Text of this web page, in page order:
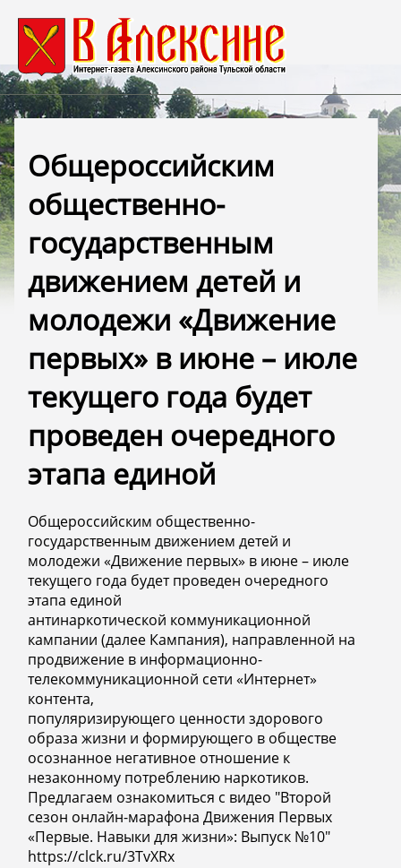
Общероссийским
общественно-
государственным
движением детей и
молодежи «Движение
первых» в июне – июле
текущего года будет
проведен очередного
этапа единой
Общероссийским общественно-
государственным движением детей и
молодежи «Движение первых» в июне – июле
текущего года будет проведен очередного
этапа единой
антинаркотической коммуникационной
кампании (далее Кампания), направленной на
продвижение в информационно-
телекоммуникационной сети «Интернет»
контента,
популяризирующего ценности здорового
образа жизни и формирующего в обществе
осознанное негативное отношение к
незаконному потреблению наркотиков.
Предлагаем ознакомиться с видео "Второй
сезон онлайн-марафона Движения Первых
«Первые. Навыки для жизни»: Выпуск №10"
https://clck.ru/3TvXRx